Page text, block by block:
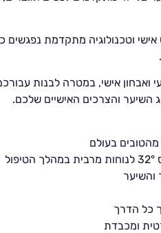
וטכנולוגיה מתקדמת נפגשים
ואבחון אישי, במטרה לבנות
השיער והצרכים האישיים שלכם.
בעולם
והשיער
כל הדרך
ומכבדת